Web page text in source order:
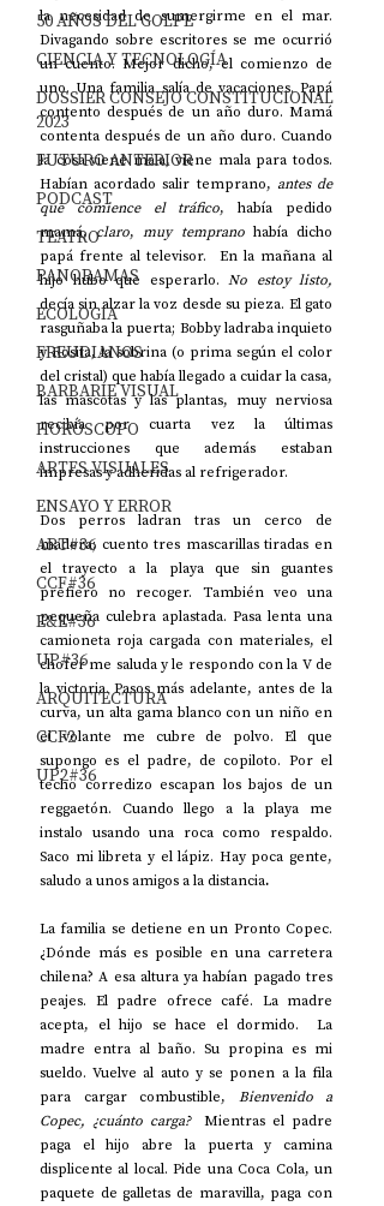
50 AÑOS DEL GOLPE
CIENCIA Y TECNOLOGÍA
DOSSIER CONSEJO CONSTITUCIONAL
2023
FUTURO ANTERIOR
PODCAST
TEATRO
PANORAMAS
ECOLOGÍA
FREUDIANOS
BARBARIE VISUAL
HORÓSCOPO
ARTES VISUALES
ENSAYO Y ERROR
ART#36
CCF#36
E&E#36
UP#36
ARQUITECTURA
CCF2
UP2#36
la necesidad de sumergirme en el mar.
Divagando sobre escritores se me ocurrió
un cuento. Mejor dicho, el comienzo de
uno. Una familia salía de vacaciones. Papá
contento después de un año duro. Mamá
contenta después de un año duro. Cuando
la cosa viene mala, viene mala para todos.
Habían acordado salir temprano, antes de
que comience el tráfico, había pedido
mamá, claro, muy temprano había dicho
papá frente al televisor.  En la mañana al
hijo hubo que esperarlo. No estoy listo,
decía sin alzar la voz desde su pieza. El gato
rasguñaba la puerta; Bobby ladraba inquieto
y Rosita, la sobrina (o prima según el color
del cristal) que había llegado a cuidar la casa,
las mascotas y las plantas, muy nerviosa
recibía por cuarta vez la últimas
instrucciones que además estaban
impresas y adheridas al refrigerador.
Dos perros ladran tras un cerco de
madera; cuento tres mascarillas tiradas en
el trayecto a la playa que sin guantes
prefiero no recoger. También veo una
pequeña culebra aplastada. Pasa lenta una
camioneta roja cargada con materiales, el
chofer me saluda y le respondo con la V de
la victoria. Pasos más adelante, antes de la
curva, un alta gama blanco con un niño en
el volante me cubre de polvo. El que
supongo es el padre, de copiloto. Por el
techo corredizo escapan los bajos de un
reggaetón. Cuando llego a la playa me
instalo usando una roca como respaldo.
Saco mi libreta y el lápiz. Hay poca gente,
saludo a unos amigos a la distancia.
La familia se detiene en un Pronto Copec.
¿Dónde más es posible en una carretera
chilena? A esa altura ya habían pagado tres
peajes. El padre ofrece café. La madre
acepta, el hijo se hace el dormido.  La
madre entra al baño. Su propina es mi
sueldo. Vuelve al auto y se ponen a la fila
para cargar combustible, Bienvenido a
Copec, ¿cuánto carga? Mientras el padre
paga el hijo abre la puerta y camina
displicente al local. Pide una Coca Cola, un
paquete de galletas de maravilla, paga con